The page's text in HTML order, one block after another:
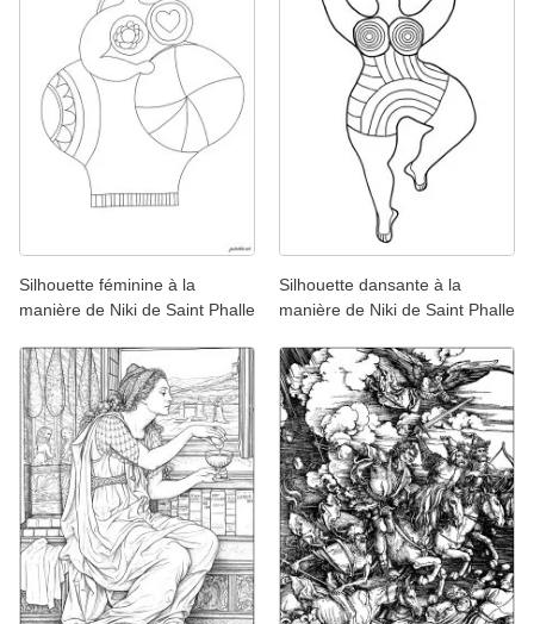
Silhouette féminine à la
manière de Niki de Saint Phalle
Silhouette dansante à la
manière de Niki de Saint Phalle